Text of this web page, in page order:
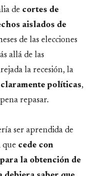
de cortes de
aislados de
de las elecciones
allá de las
la recesión, la
políticas,
repasar.
ser aprendida de
que cede con
la obtención de